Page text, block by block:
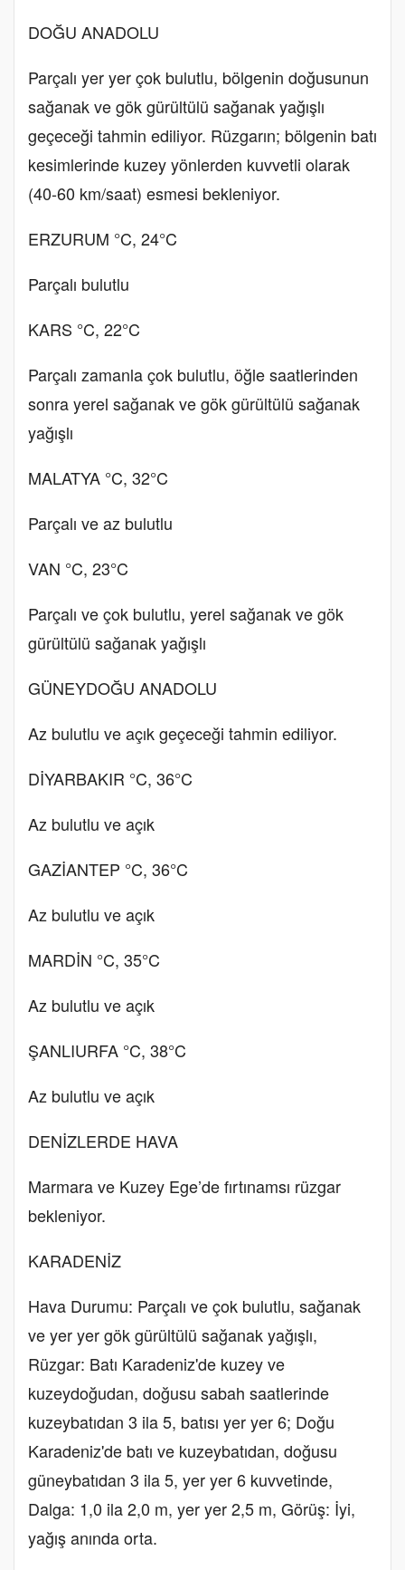
DOĞU ANADOLU
Parçalı yer yer çok bulutlu, bölgenin doğusunun
sağanak ve gök gürültülü sağanak yağışlı
geçeceği tahmin ediliyor. Rüzgarın; bölgenin batı
kesimlerinde kuzey yönlerden kuvvetli olarak
(40-60 km/saat) esmesi bekleniyor.
ERZURUM °C, 24°C
Parçalı bulutlu
KARS °C, 22°C
Parçalı zamanla çok bulutlu, öğle saatlerinden
sonra yerel sağanak ve gök gürültülü sağanak
yağışlı
MALATYA °C, 32°C
Parçalı ve az bulutlu
VAN °C, 23°C
Parçalı ve çok bulutlu, yerel sağanak ve gök
gürültülü sağanak yağışlı
GÜNEYDOĞU ANADOLU
Az bulutlu ve açık geçeceği tahmin ediliyor.
DİYARBAKIR °C, 36°C
Az bulutlu ve açık
GAZİANTEP °C, 36°C
Az bulutlu ve açık
MARDİN °C, 35°C
Az bulutlu ve açık
ŞANLIURFA °C, 38°C
Az bulutlu ve açık
DENİZLERDE HAVA
Marmara ve Kuzey Ege’de fırtınamsı rüzgar
bekleniyor.
KARADENİZ
Hava Durumu: Parçalı ve çok bulutlu, sağanak
ve yer yer gök gürültülü sağanak yağışlı,
Rüzgar: Batı Karadeniz'de kuzey ve
kuzeydoğudan, doğusu sabah saatlerinde
kuzeybatıdan 3 ila 5, batısı yer yer 6; Doğu
Karadeniz'de batı ve kuzeybatıdan, doğusu
güneybatıdan 3 ila 5, yer yer 6 kuvvetinde,
Dalga: 1,0 ila 2,0 m, yer yer 2,5 m, Görüş: İyi,
yağış anında orta.